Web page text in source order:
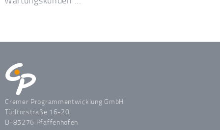
Cremer Programmentwicklung GmbH
Türltorstraße 16-20
D-85276 Pfaffenhofen